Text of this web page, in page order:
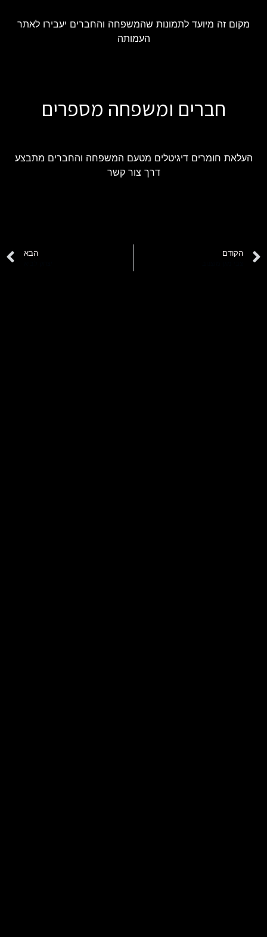
מקום זה מיועד לתמונות שהמשפחה והחברים יעבירו לאתר
העמותה
חברים ומשפחה מספרים
העלאת חומרים דיגיטלים מטעם המשפחה והחברים מתבצע
דרך צור קשר
הקודם הבא